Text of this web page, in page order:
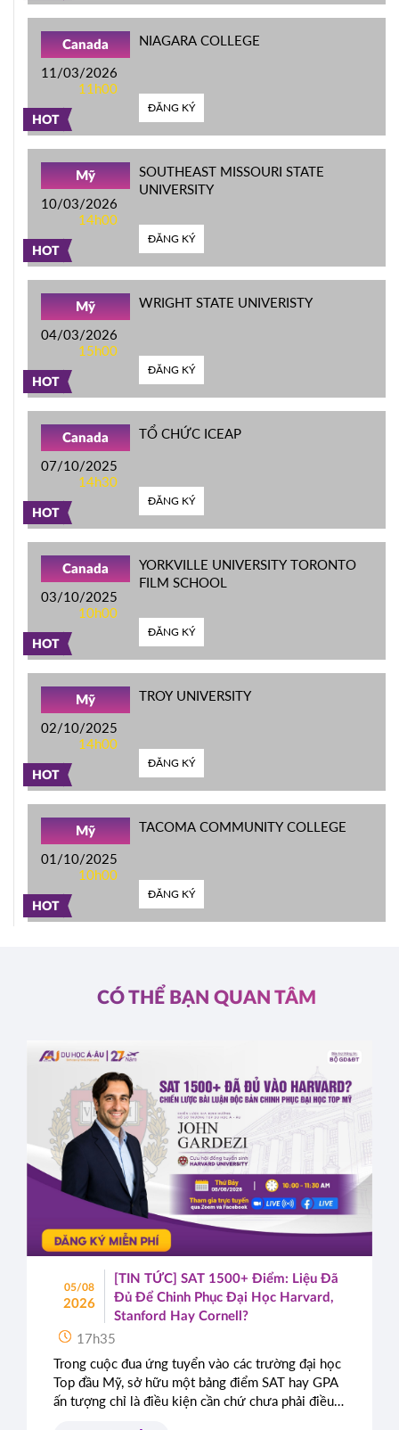
HOT
Canada
11/03/2026
11h00
NIAGARA COLLEGE
ĐĂNG KÝ
HOT
Mỹ
10/03/2026
14h00
SOUTHEAST MISSOURI STATE
UNIVERSITY
ĐĂNG KÝ
HOT
Mỹ
04/03/2026
15h00
WRIGHT STATE UNIVERISTY
ĐĂNG KÝ
HOT
Canada
07/10/2025
14h30
TỔ CHỨC ICEAP
ĐĂNG KÝ
HOT
Canada
03/10/2025
10h00
YORKVILLE UNIVERSITY TORONTO
FILM SCHOOL
ĐĂNG KÝ
HOT
Mỹ
02/10/2025
14h00
TROY UNIVERSITY
ĐĂNG KÝ
HOT
Mỹ
01/10/2025
10h00
TACOMA COMMUNITY COLLEGE
ĐĂNG KÝ
CÓ THỂ BẠN QUAN TÂM
05/08
2026
[TIN TỨC] SAT 1500+ Điểm: Liệu Đã
Đủ Để Chinh Phục Đại Học Harvard,
Stanford Hay Cornell?
17h35
Trong cuộc đua ứng tuyển vào các trường đại học
Top đầu Mỹ, sở hữu một bảng điểm SAT hay GPA
ấn tượng chỉ là điều kiện cần chứ chưa phải điều